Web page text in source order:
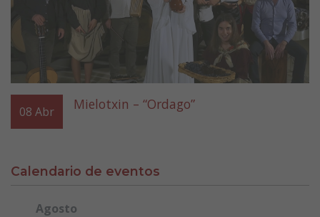
08 Abr Mielotxin – “Ordago”
Calendario de eventos
Agosto